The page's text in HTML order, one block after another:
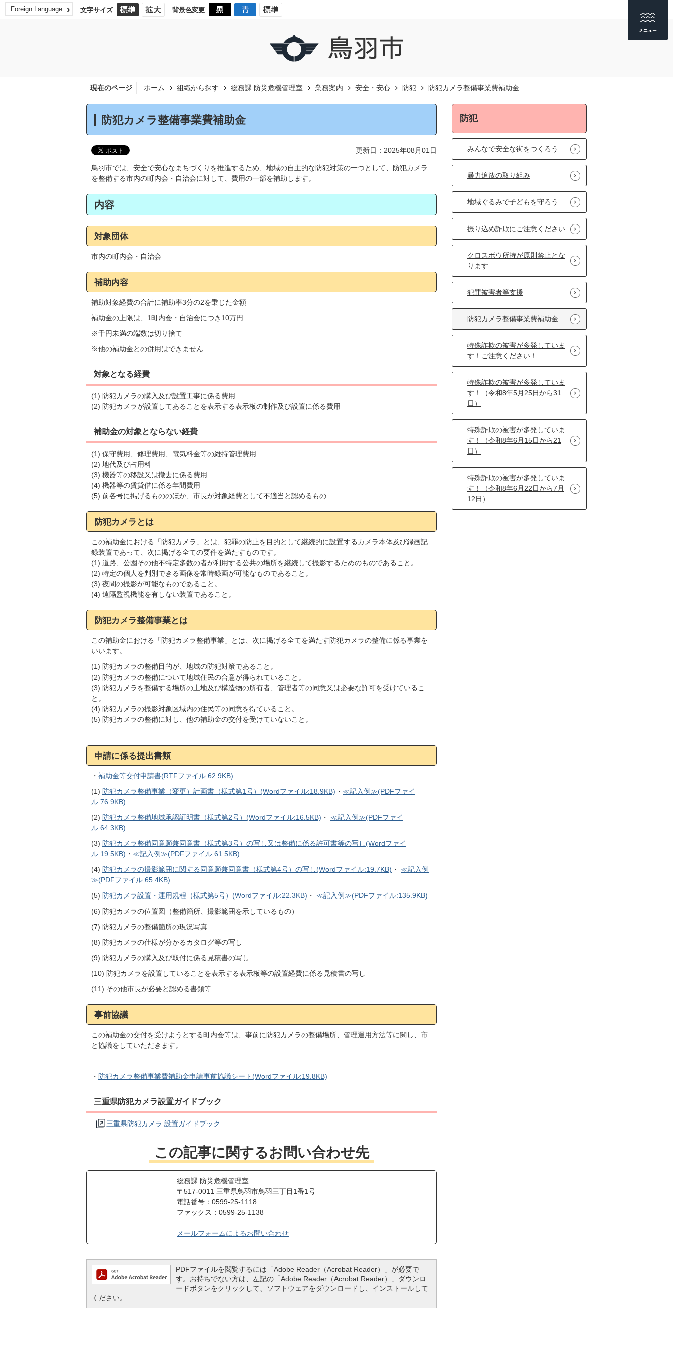
Foreign Language 文字サイズ 背景色変更
現在のページ ホーム 組織から探す 総務課 防災危機管理室 業務案内 安全・安心 防犯 防犯カメラ整備事業費補助金
防犯カメラ整備事業費補助金
更新日：2025年08月01日
鳥羽市では、安全で安心なまちづくりを推進するため、地域の自主的な防犯対策の一つとして、防犯カメラ
を整備する市内の町内会・自治会に対して、費用の一部を補助します。
内容
対象団体
市内の町内会・自治会
補助内容
補助対象経費の合計に補助率3分の2を乗じた金額
補助金の上限は、1町内会・自治会につき10万円
※千円未満の端数は切り捨て
※他の補助金との併用はできません
対象となる経費
(1) 防犯カメラの購入及び設置工事に係る費用
(2) 防犯カメラが設置してあることを表示する表示板の制作及び設置に係る費用
補助金の対象とならない経費
(1) 保守費用、修理費用、電気料金等の維持管理費用
(2) 地代及び占用料
(3) 機器等の移設又は撤去に係る費用
(4) 機器等の賃貸借に係る年間費用
(5) 前各号に掲げるもののほか、市長が対象経費として不適当と認めるもの
防犯カメラとは
この補助金における「防犯カメラ」とは、犯罪の防止を目的として継続的に設置するカメラ本体及び録画記
録装置であって、次に掲げる全ての要件を満たすものです。
(1) 道路、公園その他不特定多数の者が利用する公共の場所を継続して撮影するためのものであること。
(2) 特定の個人を判別できる画像を常時録画が可能なものであること。
(3) 夜間の撮影が可能なものであること。
(4) 遠隔監視機能を有しない装置であること。
防犯カメラ整備事業とは
この補助金における「防犯カメラ整備事業」とは、次に掲げる全てを満たす防犯カメラの整備に係る事業を
いいます。
(1) 防犯カメラの整備目的が、地域の防犯対策であること。
(2) 防犯カメラの整備について地域住民の合意が得られていること。
(3) 防犯カメラを整備する場所の土地及び構造物の所有者、管理者等の同意又は必要な許可を受けているこ
と。
(4) 防犯カメラの撮影対象区域内の住民等の同意を得ていること。
(5) 防犯カメラの整備に対し、他の補助金の交付を受けていないこと。
申請に係る提出書類
・ 補助金等交付申請書(RTFファイル:62.9KB)
(1) 防犯カメラ整備事業（変更）計画書（様式第1号）(Wordファイル:18.9KB) ・ ≪記入例≫(PDFファイ
ル:76.9KB)
(2) 防犯カメラ整備地域承認証明書（様式第2号）(Wordファイル:16.5KB) ・ ≪記入例≫(PDFファイ
ル:64.3KB)
(3) 防犯カメラ整備同意願兼同意書（様式第3号）の写し又は整備に係る許可書等の写し(Wordファイ
ル:19.5KB) ・ ≪記入例≫(PDFファイル:61.5KB)
(4) 防犯カメラの撮影範囲に関する同意願兼同意書（様式第4号）の写し(Wordファイル:19.7KB) ・ ≪記入例
≫(PDFファイル:65.4KB)
(5) 防犯カメラ設置・運用規程（様式第5号）(Wordファイル:22.3KB) ・ ≪記入例≫(PDFファイル:135.9KB)
(6) 防犯カメラの位置図（整備箇所、撮影範囲を示しているもの）
(7) 防犯カメラの整備箇所の現況写真
(8) 防犯カメラの仕様が分かるカタログ等の写し
(9) 防犯カメラの購入及び取付に係る見積書の写し
(10) 防犯カメラを設置していることを表示する表示板等の設置経費に係る見積書の写し
(11) その他市長が必要と認める書類等
事前協議
この補助金の交付を受けようとする町内会等は、事前に防犯カメラの整備場所、管理運用方法等に関し、市
と協議をしていただきます。
・ 防犯カメラ整備事業費補助金申請事前協議シート(Wordファイル:19.8KB)
三重県防犯カメラ設置ガイドブック
三重県防犯カメラ 設置ガイドブック
この記事に関するお問い合わせ先
総務課 防災危機管理室
〒517-0011 三重県鳥羽市鳥羽三丁目1番1号
電話番号：0599-25-1118
ファックス：0599-25-1138
メールフォームによるお問い合わせ
PDFファイルを閲覧するには「Adobe Reader（Acrobat Reader）」が必要で
す。お持ちでない方は、左記の「Adobe Reader（Acrobat Reader）」ダウンロ
ードボタンをクリックして、ソフトウェアをダウンロードし、インストールして
ください。
防犯
みんなで安全な街をつくろう
暴力追放の取り組み
地域ぐるみで子どもを守ろう
振り込め詐欺にご注意ください
クロスボウ所持が原則禁止とな
ります
犯罪被害者等支援
防犯カメラ整備事業費補助金
特殊詐欺の被害が多発していま
す！ご注意ください！
特殊詐欺の被害が多発していま
す！（令和8年5月25日から31
日）
特殊詐欺の被害が多発していま
す！（令和8年6月15日から21
日）
特殊詐欺の被害が多発していま
す！（令和8年6月22日から7月
12日）